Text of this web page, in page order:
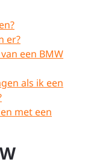
er?
een BMW
als ik een
met een